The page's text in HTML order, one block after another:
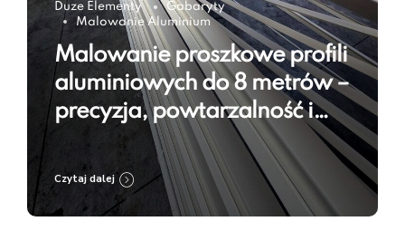
Duze Elementy
Gabaryty
Malowanie Aluminium
Malowanie proszkowe profili
aluminiowych do 8 metrów –
precyzja, powtarzalność i
trwałość powłoki
Czytaj dalej